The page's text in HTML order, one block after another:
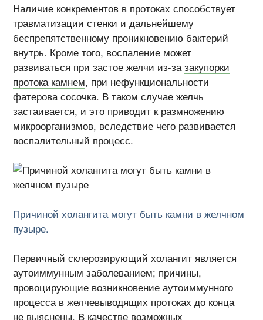
Наличие конкрементов в протоках способствует
травматизации стенки и дальнейшему
беспрепятственному проникновению бактерий
внутрь. Кроме того, воспаление может
развиваться при застое желчи из-зазакупорки
протока камнем, при нефункциональности
фатерова сосочка. В таком случае желчь
застаивается, и это приводит к размножению
микроорганизмов, вследствие чего развивается
воспалительный процесс.
Причиной холангита могут быть камни в желчном
пузыре.
Первичный склерозирующий холангит является
аутоиммунным заболеванием; причины,
провоцирующие возникновение аутоиммунного
процесса в желчевыводящих протоках до конца
не выяснены. В качестве возможных